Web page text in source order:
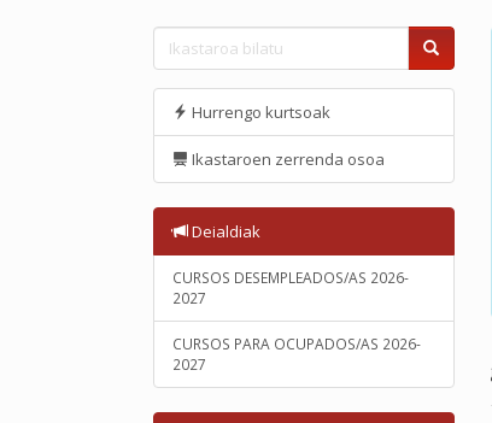
Hurrengo kurtsoak
Ikastaroen zerrenda osoa
Deialdiak
CURSOS DESEMPLEADOS/AS 2026-
2027
CURSOS PARA OCUPADOS/AS 2026-
2027